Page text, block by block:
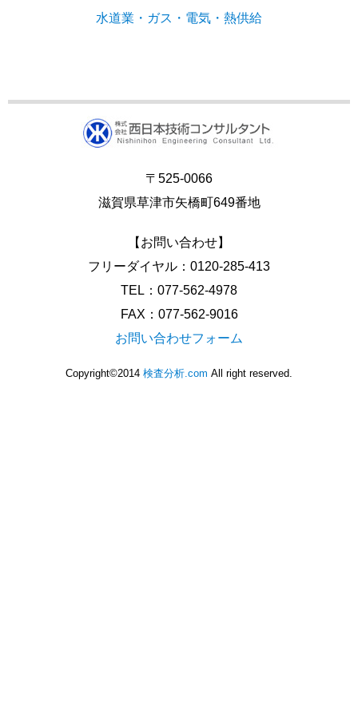
水道業・ガス・電気・熱供給
〒525-0066
滋賀県草津市矢橋町649番地
【お問い合わせ】
フリーダイヤル：0120-285-413
TEL：077-562-4978
FAX：077-562-9016
お問い合わせフォーム
Copyright©2014 検査分析.com All right reserved.